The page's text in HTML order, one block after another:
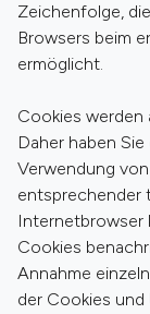
Zeichenfolge,
Browsers beim
ermöglicht.
Cookies werden
Daher haben
Verwendung
entsprechender
Internetbrowser
Cookies
Annahme
der Cookies